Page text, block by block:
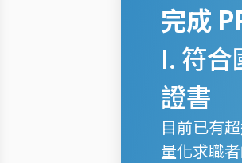
完成
I. 符合
證書
目前已有
量化求職